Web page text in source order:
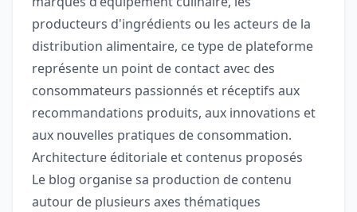
producteurs d'ingrédients ou les acteurs de la
distribution alimentaire, ce type de plateforme
représente un point de contact avec des
consommateurs passionnés et réceptifs aux
recommandations produits, aux innovations et
aux nouvelles pratiques de consommation.
Architecture éditoriale et contenus proposés
Le blog organise sa production de contenu
autour de plusieurs axes thématiques